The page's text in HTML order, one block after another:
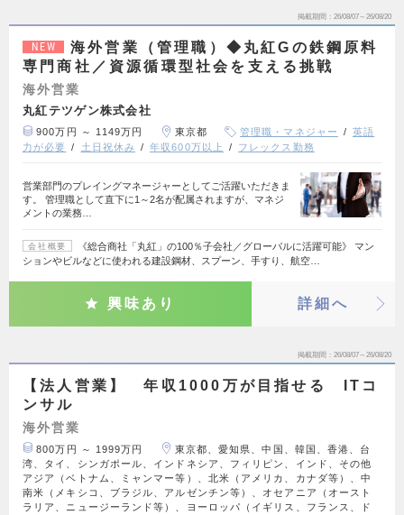
掲載期間 26/08/07～26/08/20
NEW
海外営業（管理職）◆丸紅Gの鉄鋼原料
専門商社／資源循環型社会を支える挑戦
海外営業
丸紅テツゲン株式会社
900万円 ～ 1149万円 東京都 管理職・マネジャー
英語
力が必要
土日祝休み 年収600万以上 フレックス勤務
営業部門のプレイングマネージャーとしてご活躍いただきま
す。 管理職として直下に1～2名が配属されますが、マネジ
メントの業務…
会社概要
《総合商社「丸紅」の100％子会社／グローバルに活躍可能》 マン
ションやビルなどに使われる建設鋼材、スプーン、手すり、航空…
興味あり 詳細へ
掲載期間 26/08/07～26/08/20
【法人営業】 年収1000万が目指せる ITコ
ンサル
海外営業
800万円 ～ 1999万円
東京都、愛知県、中国、韓国、香港、台
湾、タイ、シンガポール、インドネシア、フィリピン、インド、その他
アジア（ベトナム、ミャンマー等）、北米（アメリカ、カナダ等）、中
南米（メキシコ、ブラジル、アルゼンチン等）、オセアニア（オースト
ラリア、ニュージーランド等）、ヨーロッパ（イギリス、フランス、ド